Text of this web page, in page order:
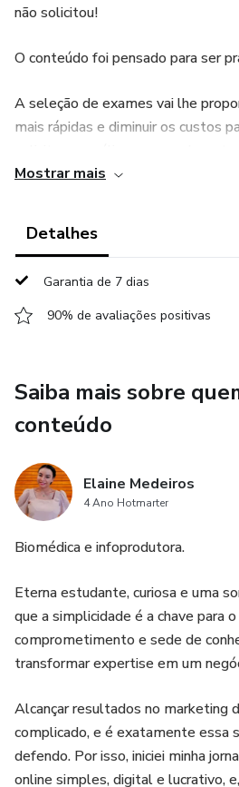
não solicitou!
O conteúdo foi pensado para ser
A seleção de exames vai lhe
mais rápidas e diminuir os custos
Hemograma
Coagulação
Indicadores renais
Hormônios
Micronutrientes
Mostrar mais
Detalhes
Garantia de 7 dias
90% de avaliações positivas
Saiba mais sobre
conteúdo
Elaine Medeiros
4 Ano Hotmarter
Biomédica e infoprodutora.
Eterna estudante, curiosa e uma
que a simplicidade é a chave para
comprometimento e sede de
transformar expertise em um
Alcançar resultados no marketing
complicado, e é exatamente essa
defendo. Por isso, iniciei minha
online simples, digital e lucrativo,